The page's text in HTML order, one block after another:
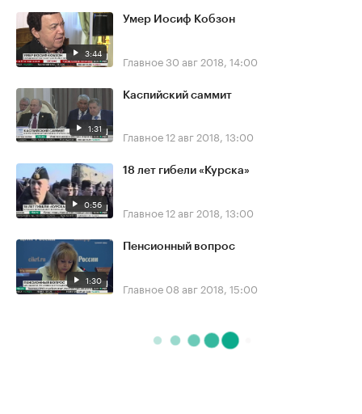
3:44
Умер Иосиф Кобзон
Главное30 авг 2018, 14:00
1:31
Каспийский саммит
Главное12 авг 2018, 13:00
0:56
18 лет гибели «Курска»
Главное12 авг 2018, 13:00
1:30
Пенсионный вопрос
Главное 08 авг 2018, 15:00